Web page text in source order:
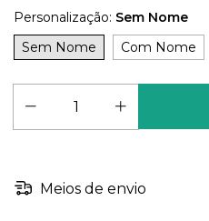
Personalização: Sem Nome
Sem Nome
Com Nome
Meios de envio